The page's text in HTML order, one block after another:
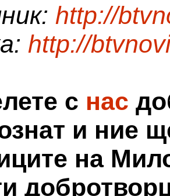
http://
http://
с нас
и ние
на